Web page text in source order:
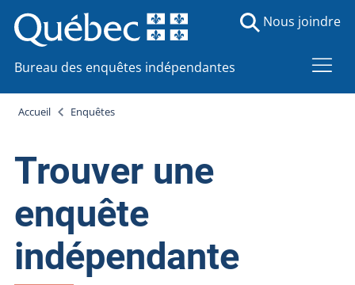
Bureau des enquêtes indépendantes
Nous joindre
Accueil Enquêtes
Trouver une
enquête
indépendante